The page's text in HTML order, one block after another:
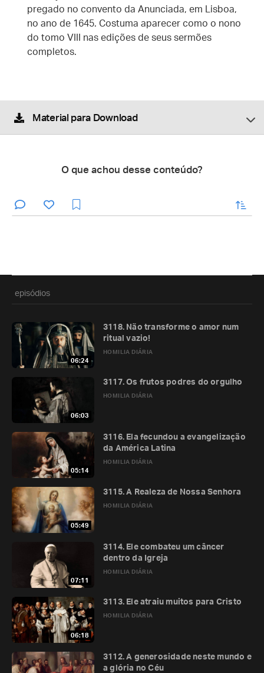
pregado no convento da Anunciada, em Lisboa,
no ano de 1645. Costuma aparecer como o nono
do tomo VIII nas edições de seus sermões
completos.
Material para Download
O que achou desse conteúdo?
enviar
episódios
06:24
HOMILIA DIÁRIA
3118. Não transforme o amor num
ritual vazio!
06:03
HOMILIA DIÁRIA
3117. Os frutos podres do orgulho
05:14
HOMILIA DIÁRIA
3116. Ela fecundou a evangelização
da América Latina
05:49
HOMILIA DIÁRIA
3115. A Realeza de Nossa Senhora
07:11
HOMILIA DIÁRIA
3114. Ele combateu um câncer
dentro da Igreja
06:18
HOMILIA DIÁRIA
3113. Ele atraiu muitos para Cristo
3112. A generosidade neste mundo e
a glória no Céu